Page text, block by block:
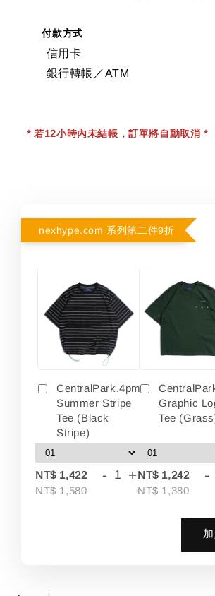
付款方式
信用卡
銀行轉帳／ATM
* 若12小時內未結帳，訂單將自動取消 *
nexhype.com 系列第二件9折
CentralPark.4pm
Summer Stripe
Tee (Black
Stripe)
NT$ 1,422
NT$ 1,580
- +
Graphic
Tee
NT$ 1,242
NT$ 1,380
-